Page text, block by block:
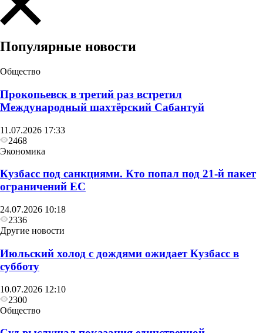
Популярные новости
Общество
Прокопьевск в третий раз встретил
Международный шахтёрский Сабантуй
11.07.2026 17:33
2468
Экономика
Кузбасс под санкциями. Кто попал под 21‑й пакет
ограничений ЕС
24.07.2026 10:18
2336
Другие новости
Июльский холод с дождями ожидает Кузбасс в
субботу
10.07.2026 12:10
2300
Общество